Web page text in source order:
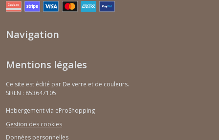
Navigation
Mentions légales
Ce site est édité par De verre et de couleurs.
SIREN : 853647105
Hébergement via eProShopping
Gestion des cookies
Données personnelles